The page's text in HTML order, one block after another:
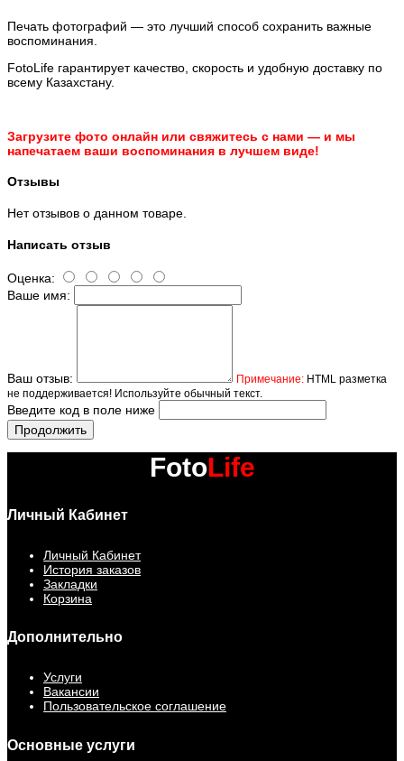
Печать фотографий — это лучший способ сохранить важные
воспоминания.
FotoLife гарантирует качество, скорость и удобную доставку по
всему Казахстану.
Загрузите фото онлайн или свяжитесь с нами — и мы
напечатаем ваши воспоминания в лучшем виде!
Отзывы
Нет отзывов о данном товаре.
Написать отзыв
Оценка:
Ваше имя:
Ваш отзыв: Примечание: HTML разметка
не поддерживается! Используйте обычный текст.
Введите код в поле ниже
Продолжить
FotoLife
Личный Кабинет
Личный Кабинет
История заказов
Закладки
Корзина
Дополнительно
Услуги
Вакансии
Пользовательское соглашение
Основные услуги